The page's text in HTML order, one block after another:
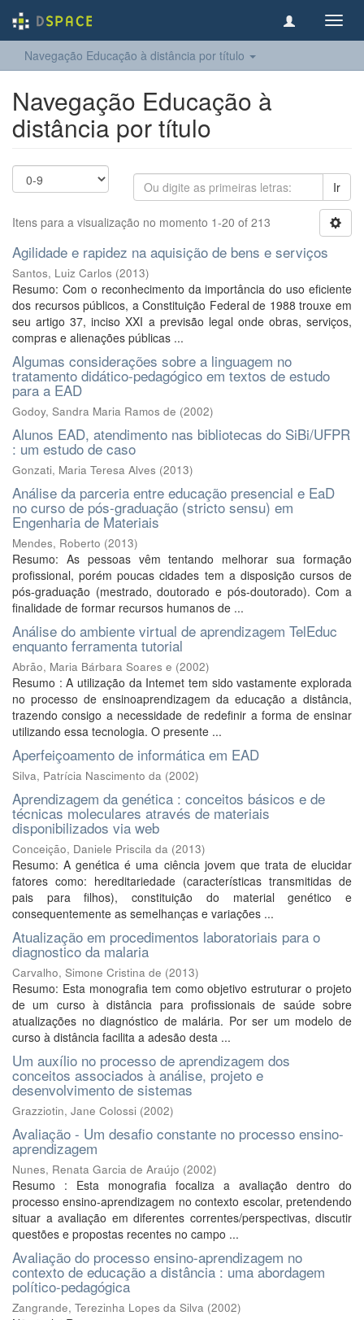
Navegação Educação à distância por título
Navegação Educação à
distância por título
Ir
Itens para a visualização no momento 1-20 of 213
Agilidade e rapidez na aquisição de bens e serviços
Santos, Luiz Carlos (2013)
Resumo: Com o reconhecimento da importância do uso eficiente
dos recursos públicos, a Constituição Federal de 1988 trouxe em
seu artigo 37, inciso XXI a previsão legal onde obras, serviços,
compras e alienações públicas ...
Algumas considerações sobre a linguagem no
tratamento didático-pedagógico em textos de estudo
para a EAD
Godoy, Sandra Maria Ramos de (2002)
Alunos EAD, atendimento nas bibliotecas do SiBi/UFPR
: um estudo de caso
Gonzati, Maria Teresa Alves (2013)
Análise da parceria entre educação presencial e EaD
no curso de pós-graduação (stricto sensu) em
Engenharia de Materiais
Mendes, Roberto (2013)
Resumo: As pessoas vêm tentando melhorar sua formação
profissional, porém poucas cidades tem a disposição cursos de
pós-graduação (mestrado, doutorado e pós-doutorado). Com a
finalidade de formar recursos humanos de ...
Análise do ambiente virtual de aprendizagem TelEduc
enquanto ferramenta tutorial
Abrão, Maria Bárbara Soares e (2002)
Resumo : A utilização da Intemet tem sido vastamente explorada
no processo de ensinoaprendizagem da educação a distância,
trazendo consigo a necessidade de redefinir a forma de ensinar
utilizando essa tecnologia. O presente ...
Aperfeiçoamento de informática em EAD
Silva, Patrícia Nascimento da (2002)
Aprendizagem da genética : conceitos básicos e de
técnicas moleculares através de materiais
disponibilizados via web
Conceição, Daniele Priscila da (2013)
Resumo: A genética é uma ciência jovem que trata de elucidar
fatores como: hereditariedade (características transmitidas de
pais para filhos), constituição do material genético e
consequentemente as semelhanças e variações ...
Atualização em procedimentos laboratoriais para o
diagnostico da malaria
Carvalho, Simone Cristina de (2013)
Resumo: Esta monografia tem como objetivo estruturar o projeto
de um curso à distância para profissionais de saúde sobre
atualizações no diagnóstico de malária. Por ser um modelo de
curso à distância facilita a adesão desta ...
Um auxílio no processo de aprendizagem dos
conceitos associados à análise, projeto e
desenvolvimento de sistemas
Grazziotin, Jane Colossi (2002)
Avaliação - Um desafio constante no processo ensino-
aprendizagem
Nunes, Renata Garcia de Araújo (2002)
Resumo : Esta monografia focaliza a avaliação dentro do
processo ensino-aprendizagem no contexto escolar, pretendendo
situar a avaliação em diferentes correntes/perspectivas, discutir
questões e propostas recentes no campo ...
Avaliação do processo ensino-aprendizagem no
contexto de educação a distância : uma abordagem
político-pedagógica
Zangrande, Terezinha Lopes da Silva (2002)